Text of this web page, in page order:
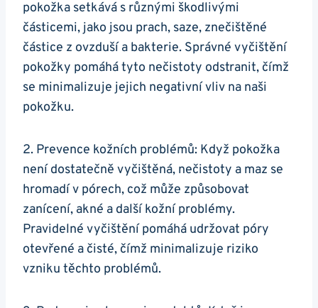
pokožka setkává​ s různými​ škodlivými
částicemi,⁣ jako jsou prach, saze, znečištěné​
částice z ovzduší a ⁣bakterie. Správné‌ vyčištění
⁢pokožky pomáhá ⁢tyto⁤ nečistoty⁣ odstranit,⁣ čímž
se minimalizuje jejich negativní vliv na naši
pokožku.
2. Prevence kožních problémů: Když pokožka‌
není dostatečně vyčištěná, nečistoty a maz se
hromadí v pórech, což ​může​ způsobovat
zanícení,⁢ akné a další kožní problémy.
Pravidelné vyčištění pomáhá udržovat póry
otevřené ⁣a‍ čisté, čímž minimalizuje riziko‍
vzniku​ těchto problémů.